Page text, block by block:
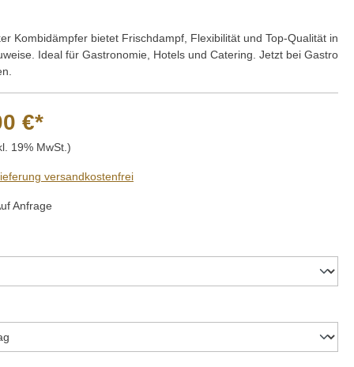
Kombidämpfer bietet Frischdampf, Flexibilität und Top-Qualität in
Ideal für Gastronomie, Hotels und Catering. Jetzt bei Gastro
€*
19% MwSt.)
versandkostenfrei
Anfrage